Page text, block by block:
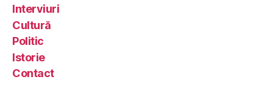
Interviuri
Cultură
Politic
Istorie
Contact